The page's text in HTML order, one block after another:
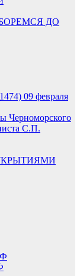
ДО
09 февраля
Черноморского
С.П.